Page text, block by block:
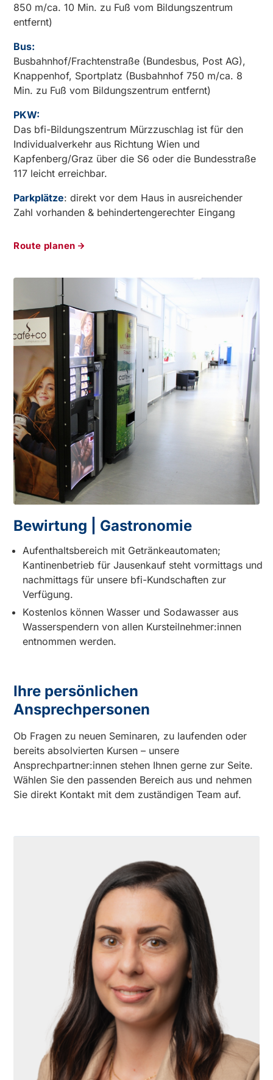
850 m/ca. 10 Min. zu Fuß vom Bildungszentrum
entfernt)
Bus:
Busbahnhof/Frachtenstraße (Bundesbus, Post AG),
Knappenhof, Sportplatz (Busbahnhof 750 m/ca. 8
Min. zu Fuß vom Bildungszentrum entfernt)
PKW:
Das bfi-Bildungszentrum Mürzzuschlag ist für den
Individualverkehr aus Richtung Wien und
Kapfenberg/Graz über die S6 oder die Bundesstraße
117 leicht erreichbar.
Parkplätze: direkt vor dem Haus in ausreichender
Zahl vorhanden & behindertengerechter Eingang
Route planen
Bewirtung | Gastronomie
Aufenthaltsbereich mit Getränkeautomaten;
Kantinenbetrieb für Jausenkauf steht vormittags und
nachmittags für unsere bfi-Kundschaften zur
Verfügung.
Kostenlos können Wasser und Sodawasser aus
Wasserspendern von allen Kursteilnehmer:innen
entnommen werden.
Ihre persönlichen
Ansprechpersonen
Ob Fragen zu neuen Seminaren, zu laufenden oder
bereits absolvierten Kursen – unsere
Ansprechpartner:innen stehen Ihnen gerne zur Seite.
Wählen Sie den passenden Bereich aus und nehmen
Sie direkt Kontakt mit dem zuständigen Team auf.